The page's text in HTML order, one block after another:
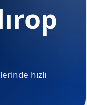
hızlı